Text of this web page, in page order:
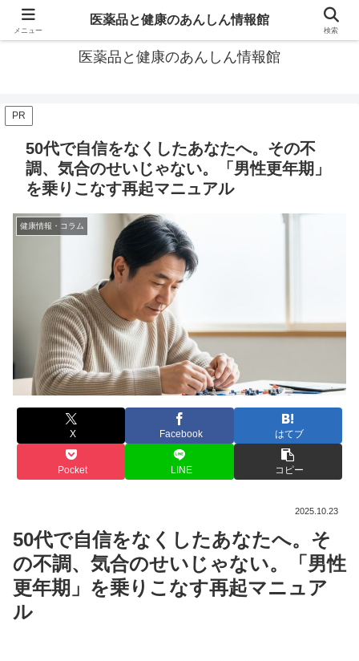
あなたの医薬品選び、後悔しないための情報が見つかる場所。
医薬品と健康のあんしん情報館
PR
50代で自信をなくしたあなたへ。その不
調、気合のせいじゃない。「男性更年期」
を乗りこなす再起マニュアル
健康情報・コラム
X Facebook はてブ
Pocket LINE コピー
2025.10.23
50代で自信をなくしたあなたへ。そ
の不調、気合のせいじゃない。「男性
更年期」を乗りこなす再起マニュア
ル
メニュー
医薬品と健康のあんしん情報館
検索